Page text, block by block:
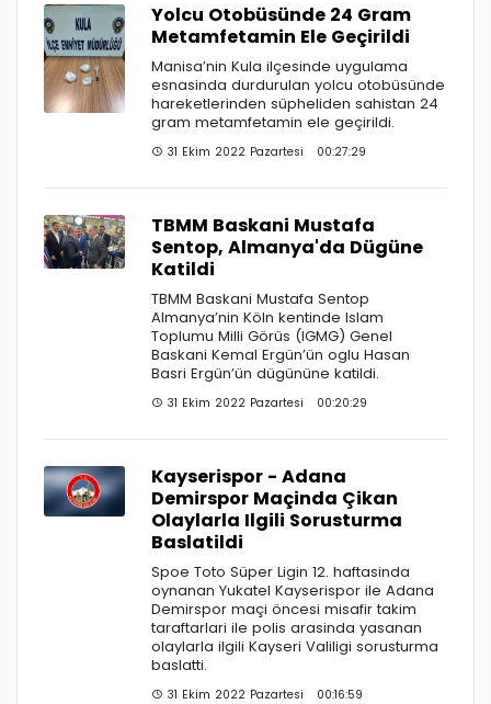
Yolcu Otobüsünde 24 Gram
Metamfetamin Ele Geçirildi
Manisa’nin Kula ilçesinde uygulama
esnasinda durdurulan yolcu otobüsünde
hareketlerinden süpheliden sahistan 24
gram metamfetamin ele geçirildi.
31 Ekim 2022 Pazartesi 00:27:29
TBMM Baskani Mustafa
Sentop, Almanya'da Dügüne
Katildi
TBMM Baskani Mustafa Sentop
Almanya’nin Köln kentinde Islam
Toplumu Milli Görüs (IGMG) Genel
Baskani Kemal Ergün’ün oglu Hasan
Basri Ergün’ün dügününe katildi.
31 Ekim 2022 Pazartesi 00:20:29
Kayserispor - Adana
Demirspor Maçinda Çikan
Olaylarla Ilgili Sorusturma
Baslatildi
Spoe Toto Süper Ligin 12. haftasinda
oynanan Yukatel Kayserispor ile Adana
Demirspor maçi öncesi misafir takim
taraftarlari ile polis arasinda yasanan
olaylarla ilgili Kayseri Valiligi sorusturma
baslatti.
31 Ekim 2022 Pazartesi 00:16:59